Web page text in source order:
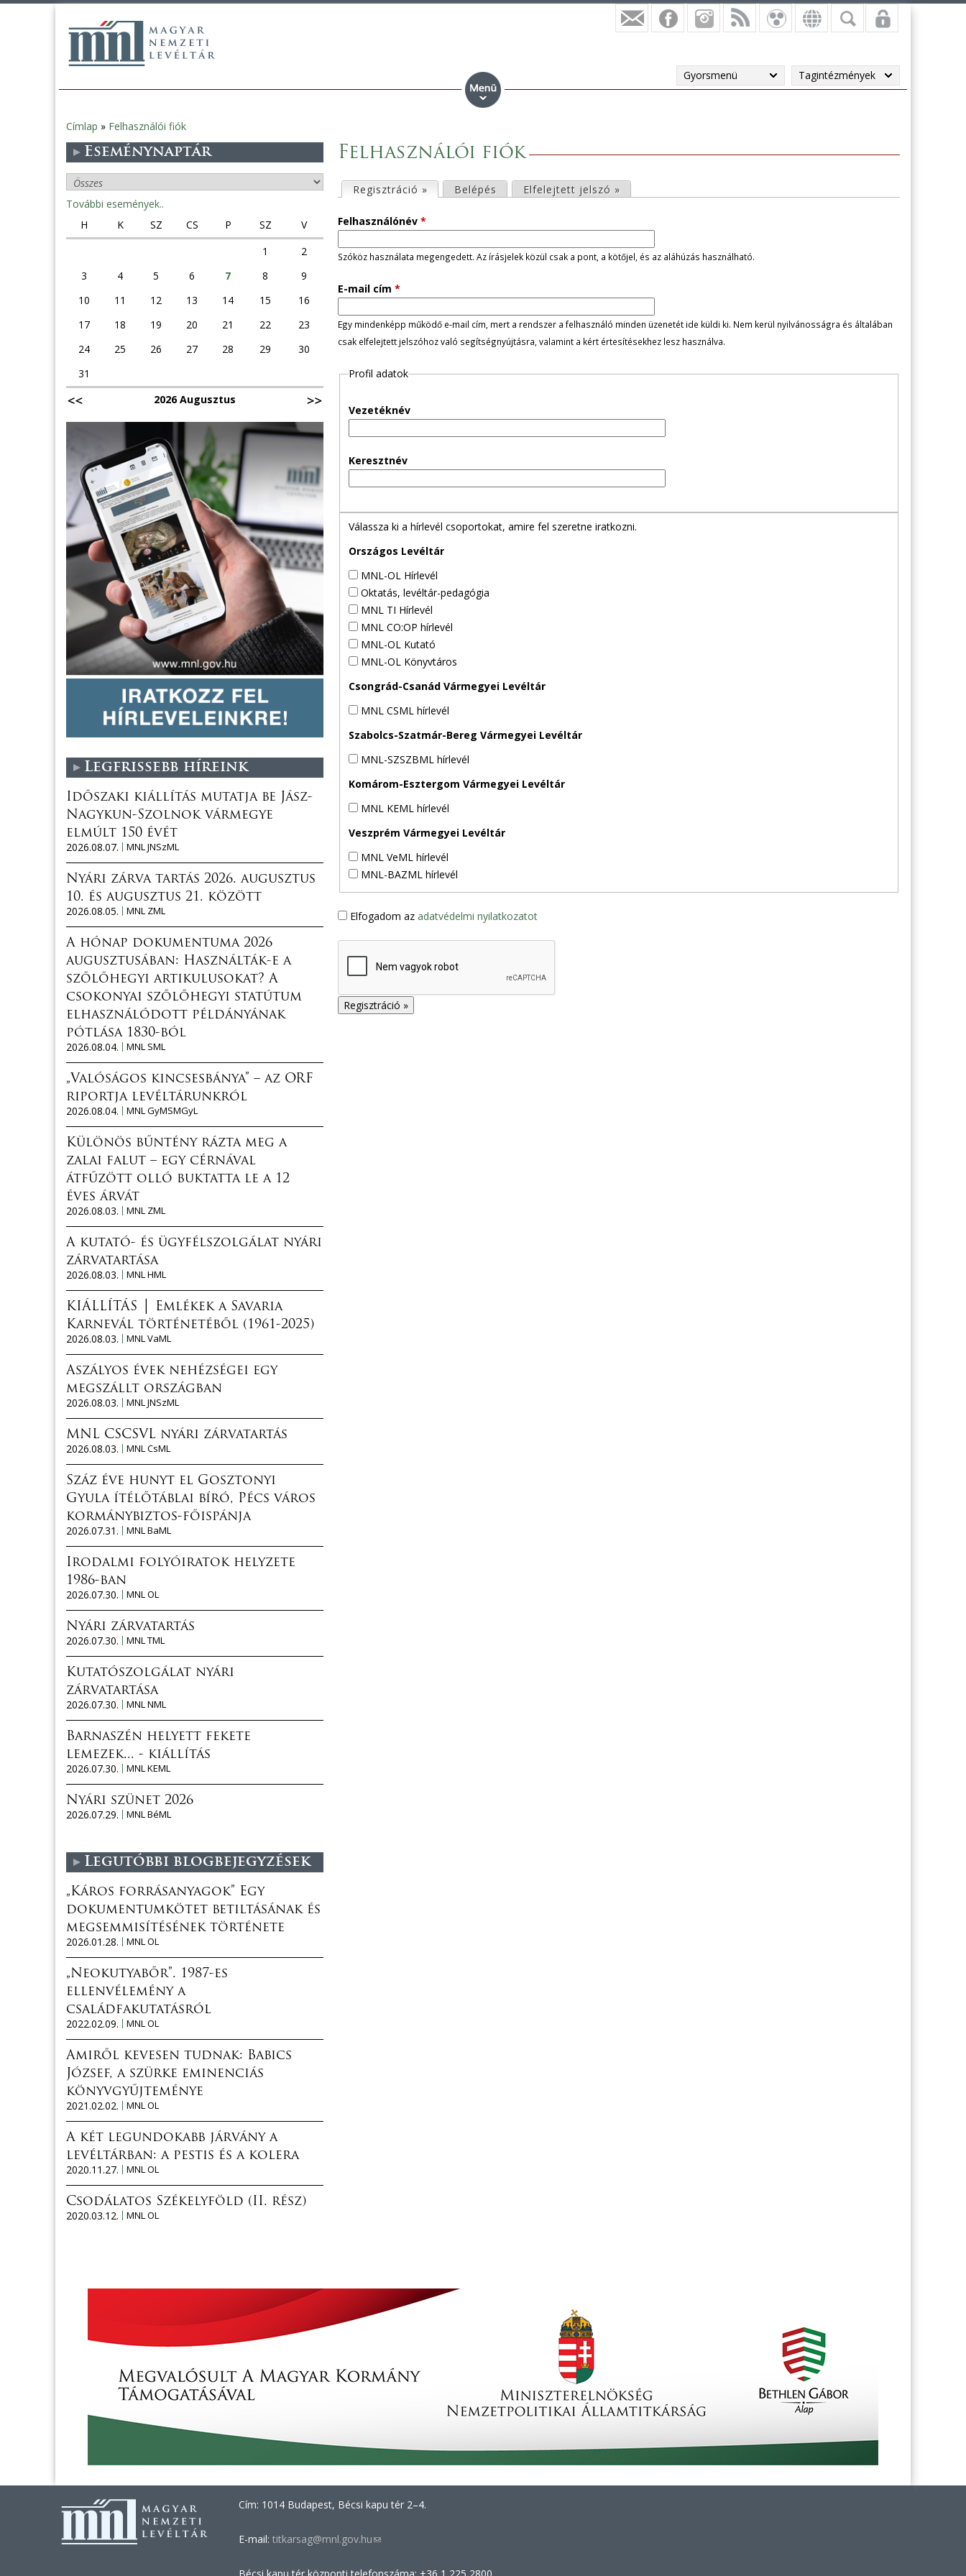
Gyorsmenü Tagintézmények
Jelenlegi
hely
Címlap » Felhasználói fiók
Felhasználói fiók
l
s
ő
d
l
e
Regisztráció » (aktív fül)
Belépés Elfelejtett jelszó »
Felhasználónév *
Szóköz használata megengedett. Az írásjelek közül csak a pont, a kötőjel, és az aláhúzás használható.
E-mail cím *
Egy mindenképp működő e-mail cím, mert a rendszer a felhasználó minden üzenetét ide küldi ki. Nem kerül nyilvánosságra és általában
csak elfelejtett jelszóhoz való segítségnyújtásra, valamint a kért értesítésekhez lesz használva.
Profil adatok
Vezetéknév
Keresztnév
Válassza ki a hírlevél csoportokat, amire fel szeretne iratkozni.
Országos Levéltár
MNL-OL Hírlevél
Oktatás, levéltár-pedagógia
MNL TI Hírlevél
MNL CO:OP hírlevél
MNL-OL Kutató
MNL-OL Könyvtáros
Csongrád-Csanád Vármegyei Levéltár
MNL CSML hírlevél
Szabolcs-Szatmár-Bereg Vármegyei Levéltár
MNL-SZSZBML hírlevél
Komárom-Esztergom Vármegyei Levéltár
MNL KEML hírlevél
Veszprém Vármegyei Levéltár
MNL VeML hírlevél
MNL-BAZML hírlevél
Elfogadom az adatvédelmi nyilatkozatot
Eseménynaptár
További események..
H
K SZ CS P SZ
V
1
2
3
4 5 6 7 8
9
10
11 12 13 14 15
16
17
18 19 20 21 22
23
24
25 26 27 28 29
30
31
2026 Augusztus
Legfrissebb híreink
Időszaki kiállítás mutatja be Jász-
Nagykun-Szolnok vármegye
elmúlt 150 évét
2026.08.07.
MNL JNSzML
Nyári zárva tartás 2026. augusztus
10. és augusztus 21. között
2026.08.05.
MNL ZML
A hónap dokumentuma 2026
augusztusában: Használták-e a
szőlőhegyi artikulusokat? A
csokonyai szőlőhegyi statútum
elhasználódott példányának
pótlása 1830-ból
2026.08.04.
MNL SML
„Valóságos kincsesbánya” – az ORF
riportja levéltárunkról
2026.08.04.
MNL GyMSMGyL
Különös bűntény rázta meg a
zalai falut – egy cérnával
átfűzött olló buktatta le a 12
éves árvát
2026.08.03.
MNL ZML
A kutató- és ügyfélszolgálat nyári
zárvatartása
2026.08.03.
MNL HML
KIÁLLÍTÁS │ Emlékek a Savaria
Karnevál történetéből (1961-2025)
2026.08.03.
MNL VaML
Aszályos évek nehézségei egy
megszállt országban
2026.08.03.
MNL JNSzML
MNL CSCSVL nyári zárvatartás
2026.08.03.
MNL CsML
Száz éve hunyt el Gosztonyi
Gyula ítélőtáblai bíró, Pécs város
kormánybiztos-főispánja
2026.07.31.
MNL BaML
Irodalmi folyóiratok helyzete
1986-ban
2026.07.30.
MNL OL
Nyári zárvatartás
2026.07.30.
MNL TML
Kutatószolgálat nyári
zárvatartása
2026.07.30.
MNL NML
Barnaszén helyett fekete
lemezek... - kiállítás
2026.07.30.
MNL KEML
Nyári szünet 2026
2026.07.29.
MNL BéML
Legutóbbi blogbejegyzések
„Káros forrásanyagok” Egy
dokumentumkötet betiltásának és
megsemmisítésének története
2026.01.28.
MNL OL
„Neokutyabőr”. 1987-es
ellenvélemény a
családfakutatásról
2022.02.09.
MNL OL
Amiről kevesen tudnak: Babics
József, a szürke eminenciás
könyvgyűjteménye
2021.02.02.
MNL OL
A két legundokabb járvány a
levéltárban: a pestis és a kolera
2020.11.27.
MNL OL
Csodálatos Székelyföld (II. rész)
2020.03.12.
MNL OL
Cím: 1014 Budapest, Bécsi kapu tér 2–4.
E-mail: titkarsag@mnl.gov.hu(link
e-
Bécsi kapu tér központi telefonszáma: +36 1 225 2800